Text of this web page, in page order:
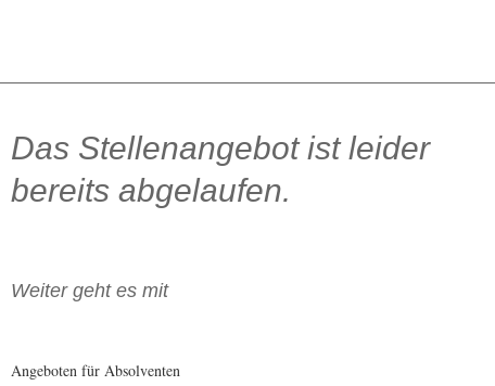
Das Stellenangebot ist leider
bereits abgelaufen.
Weiter geht es mit
Angeboten für Absolventen